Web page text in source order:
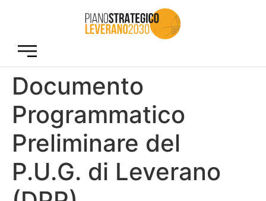
Documento
Programmatico
Preliminare del
P.U.G. di Leverano